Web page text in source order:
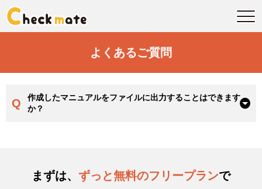
よくあるご質問
Q
作成したマニュアルをファイルに出力することはできます
か？
まずは、 ずっと無料のフリープランで